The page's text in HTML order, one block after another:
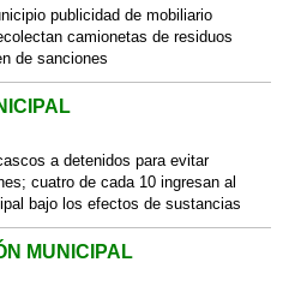
publicidad de mobiliario
camionetas de residuos
de sanciones
a detenidos para evitar
cuatro de cada 10 ingresan al
bajo los efectos de sustancias
MUNICIPAL